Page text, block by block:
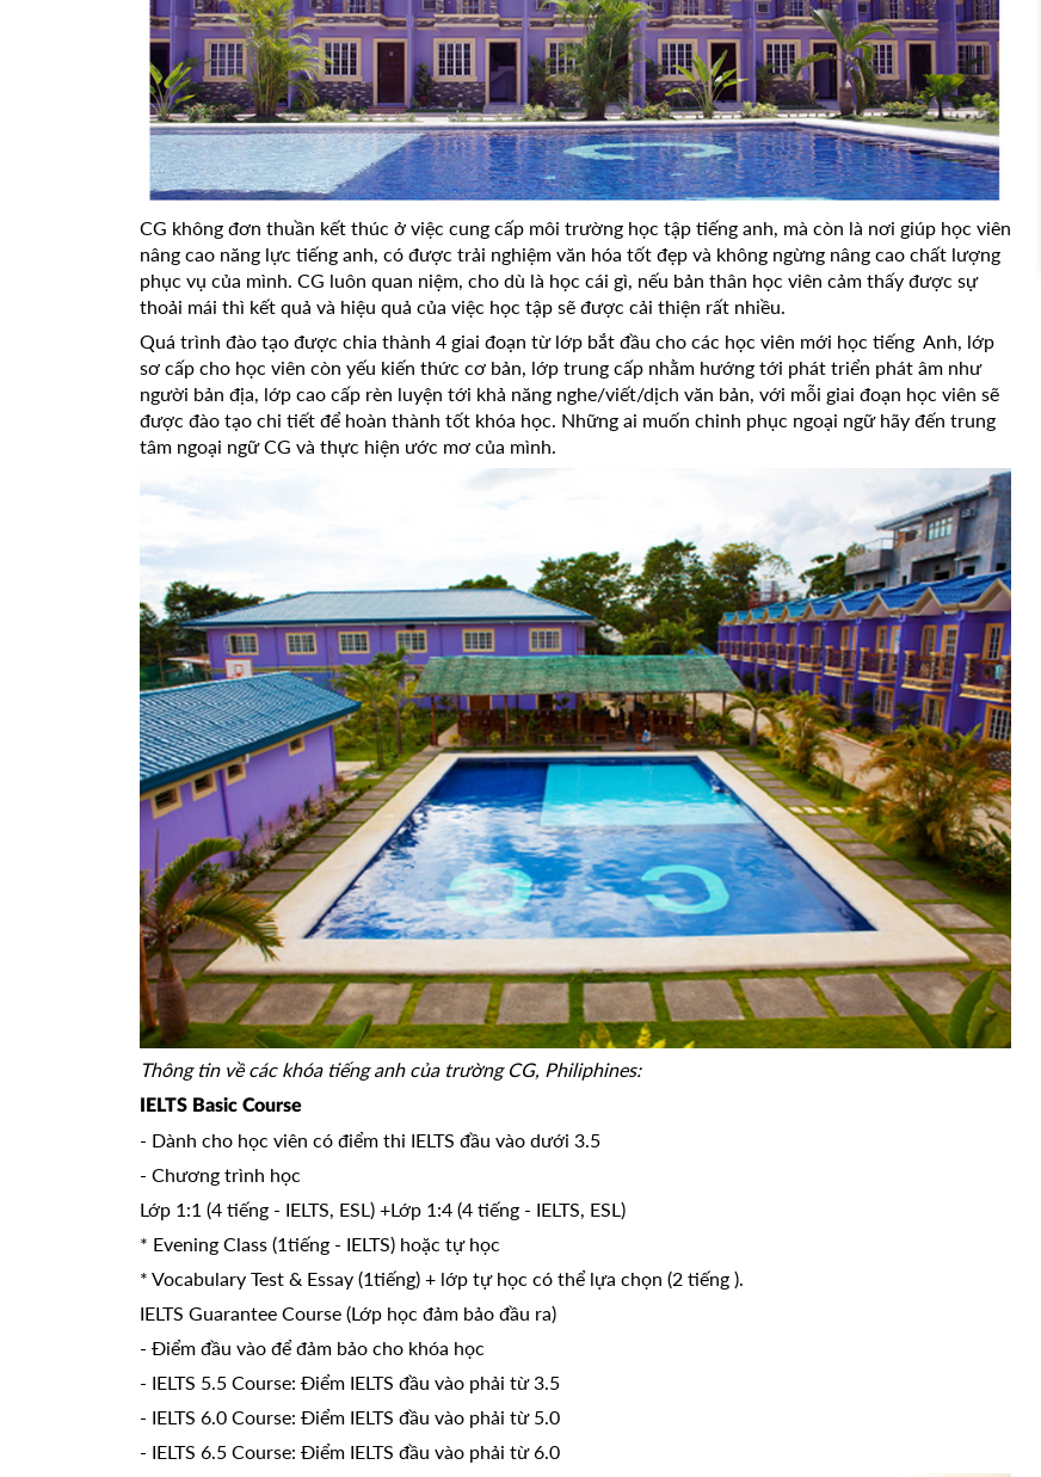
CG không đơn thuần kết thúc ở việc cung cấp môi trường học tập tiếng anh, mà còn là nơi giúp học viên
nâng cao năng lực tiếng anh, có được trải nghiệm văn hóa tốt đẹp và không ngừng nâng cao chất lượng
phục vụ của mình. CG luôn quan niệm, cho dù là học cái gì, nếu bản thân học viên cảm thấy được sự
thoải mái thì kết quả và hiệu quả của việc học tập sẽ được cải thiện rất nhiều.
Quá trình đào tạo được chia thành 4 giai đoạn từ lớp bắt đầu cho các học viên mới học tiếng Anh, lớp
sơ cấp cho học viên còn yếu kiến thức cơ bản, lớp trung cấp nhằm hướng tới phát triển phát âm như
người bản địa, lớp cao cấp rèn luyện tới khả năng nghe/viết/dịch văn bản, với mỗi giai đoạn học viên sẽ
được đào tạo chi tiết để hoàn thành tốt khóa học. Những ai muốn chinh phục ngoại ngữ hãy đến trung
tâm ngoại ngữ CG và thực hiện ước mơ của mình.
Thông tin về các khóa tiếng anh của trường CG, Philiphines:
IELTS Basic Course
- Dành cho học viên có điểm thi IELTS đầu vào dưới 3.5
- Chương trình học
Lớp 1:1 (4 tiếng - IELTS, ESL) +Lớp 1:4 (4 tiếng - IELTS, ESL)
* Evening Class (1tiếng - IELTS) hoặc tự học
* Vocabulary Test & Essay (1tiếng) + lớp tự học có thể lựa chọn (2 tiếng ).
IELTS Guarantee Course (Lớp học đảm bảo đầu ra)
- Điểm đầu vào để đảm bảo cho khóa học
- IELTS 5.5 Course: Điểm IELTS đầu vào phải từ 3.5
- IELTS 6.0 Course: Điểm IELTS đầu vào phải từ 5.0
- IELTS 6.5 Course: Điểm IELTS đầu vào phải từ 6.0